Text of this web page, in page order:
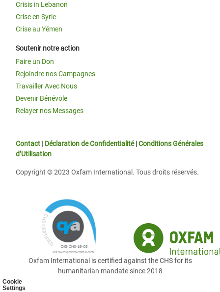
Cookie
Settings
Crisis in Lebanon
Crise en Syrie
Crise au Yémen
Soutenir notre action
Faire un Don
Rejoindre nos Campagnes
Travailler Avec Nous
Devenir Bénévole
Relayer nos Messages
Contact | Déclaration de Confidentialité|Conditions Générales
d’Utilisation
Copyright © 2023 Oxfam International. Tous droits réservés.
Oxfam International is certified against the CHS for its
humanitarian mandate since 2018